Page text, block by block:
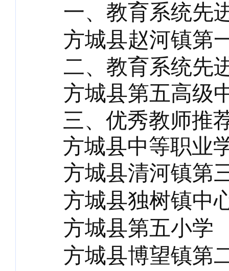
一、 教育系统先
方城县赵河镇第
二、 教育系统先
方城县第五高
三、优秀教师推
方城县中等职
方城县清河镇
方城县独树镇
方城县第五小
方城县博望镇